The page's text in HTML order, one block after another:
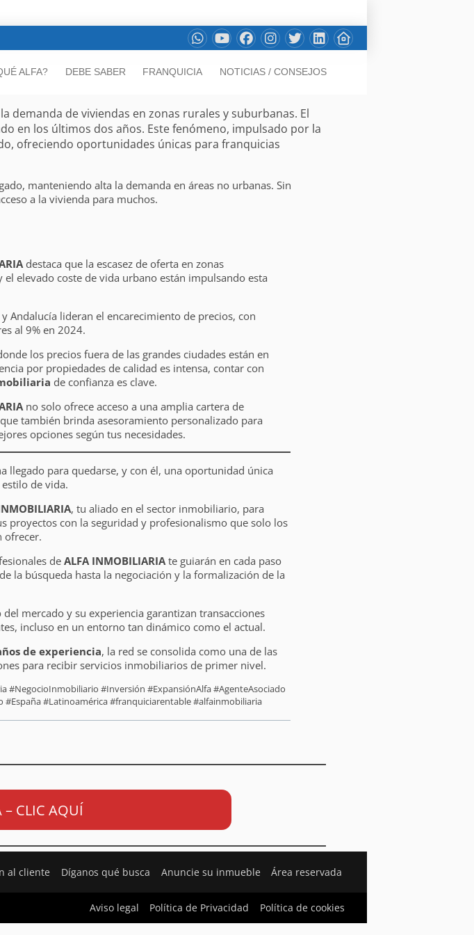
ALFA? DEBE SABER FRANQUICIA NOTICIAS / CONSEJOS
demanda de viviendas en zonas rurales y suburbanas. El
en los últimos dos años. Este fenómeno, impulsado por la
ofreciendo oportunidades únicas para franquicias
manteniendo alta la demanda en áreas no urbanas. Sin
a la vivienda para muchos.
destaca que la escasez de oferta en zonas
el elevado coste de vida urbano están impulsando esta
Andalucía lideran el encarecimiento de precios, con
al 9% en 2024.
los precios fuera de las grandes ciudades están en
por propiedades de calidad es intensa, contar con
de confianza es clave.
no solo ofrece acceso a una amplia cartera de
también brinda asesoramiento personalizado para
opciones según tus necesidades.
llegado para quedarse, y con él, una oportunidad única
de vida.
, tu aliado en el sector inmobiliario, para
proyectos con la seguridad y profesionalismo que solo los
ofrecer.
deALFA INMOBILIARIAte guiarán en cada paso
la búsqueda hasta la negociación y la formalización de la
mercado y su experiencia garantizan transacciones
incluso en un entorno tan dinámico como el actual.
de experiencia, la red se consolida como una de las
para recibir servicios inmobiliarios de primer nivel.
#NegocioInmobiliario #Inversión #ExpansiónAlfa #AgenteAsociado
#España #Latinoamérica #franquiciarentable #alfainmobiliaria
CLIC AQUÍ
al cliente Díganos qué busca Anuncie su inmueble Área reservada
Aviso legal Política de Privacidad Política de cookies